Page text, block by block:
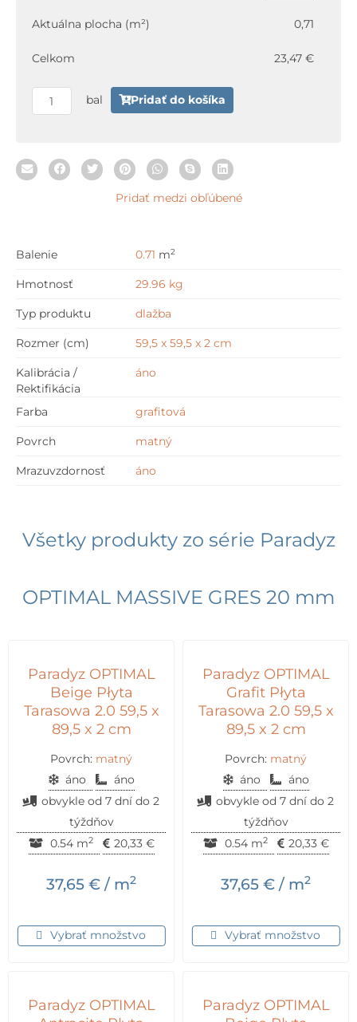
Aktuálna plocha (m²) 0,71
Celkom 23,47 €
Tarasowa
59,5
x
2
bal Pridať do košíka
Pridať medzi obľúbené
Balenie 0.71 m2
Hmotnosť 29.96 kg
Typ produktu dlažba
Rozmer (cm) 59,5 x 59,5 x 2 cm
Kalibrácia /
Rektifikácia
áno
Farba grafitová
Povrch matný
Mrazuvzdornosť áno
Všetky produkty zo série Paradyz
OPTIMAL MASSIVE GRES 20 mm
Paradyz OPTIMAL
Beige Płyta
Tarasowa 2.0 59,5 x
89,5 x 2 cm
Povrch: matný
áno
áno
obvykle od 7 dní do 2
týždňov
0.54 m2 20,33 €
37,65 € / m2
Vybrať množstvo
Paradyz OPTIMAL
Grafit Płyta
Tarasowa 2.0 59,5 x
89,5 x 2 cm
Povrch: matný
áno
áno
obvykle od 7 dní do 2
týždňov
0.54 m2 20,33 €
37,65 € / m2
Vybrať množstvo
Paradyz OPTIMAL
Paradyz OPTIMAL